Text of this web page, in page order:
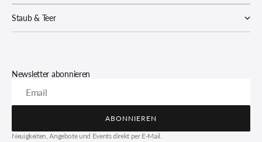
Staub & Teer
Newsletter abonnieren
Email
ABONNIEREN
ABONNIEREN
Neuigkeiten, Angebote und Events direkt per E-Mail.